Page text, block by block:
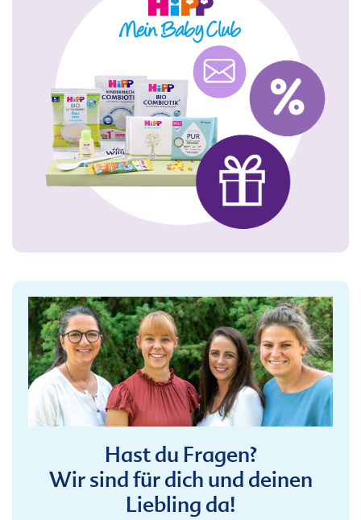
Hast du Fragen?
Wir sind für dich und deinen
Liebling da!